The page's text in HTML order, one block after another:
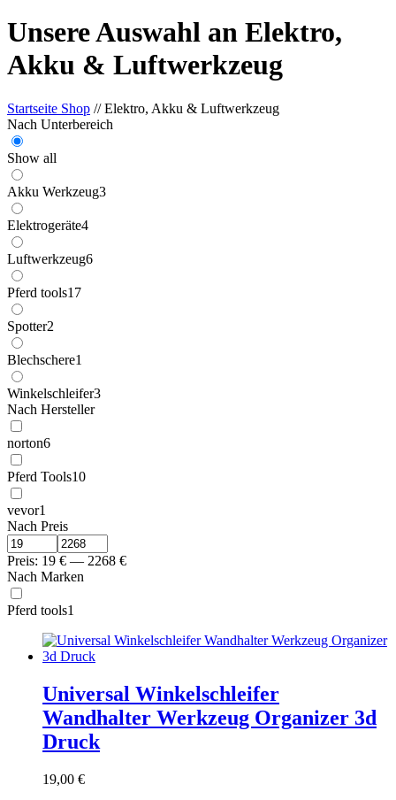
Unsere Auswahl an Elektro,
Akku & Luftwerkzeug
Startseite Shop // Elektro, Akku & Luftwerkzeug
Nach Unterbereich
Show all
Akku Werkzeug3
Elektrogeräte4
Luftwerkzeug6
Pferd tools17
Spotter2
Blechschere1
Winkelschleifer3
Nach Hersteller
norton6
Pferd Tools10
vevor1
Nach Preis
Preis: 19 € — 2268 €
Nach Marken
Pferd tools1
Universal Winkelschleifer
Wandhalter Werkzeug Organizer 3d
Druck
19,00 €